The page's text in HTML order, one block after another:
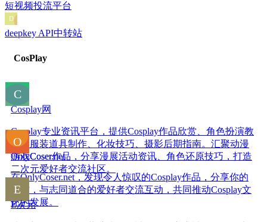
短视频投流平台
deepkey API中转站
CosPlay
Cosplay网
Cosplay专业资讯平台，提供Cosplay作品欣赏、角色扮演教
程、服装道具制作、化妆技巧、摄影后期指南。汇聚动漫
游戏Coser作品，分享漫展活动资讯、角色还原技巧，打造
二次元爱好者交流社区。
OnlyCoser.net
在OnlyCoser.net，发现令人惊叹的Cosplay作品，分享你的
创作，与志同道合的爱好者交流互动，共同推动Cosplay文
化的发展。
E次元